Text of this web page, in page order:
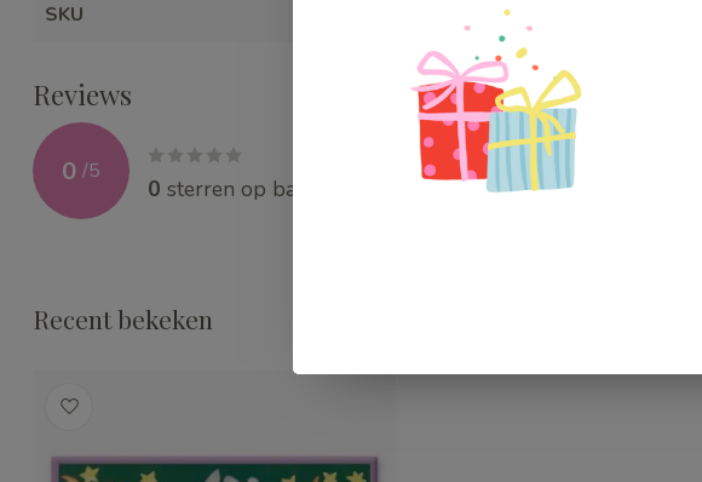
SKU WEBDJ09132
Reviews
0 /5
0 sterren op basis van beoordelingen
Recent bekeken